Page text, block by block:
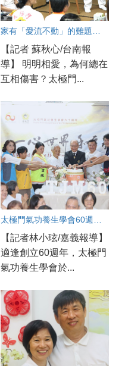
【記者 蘇秋心/台南報
導】 明明相愛，為何總在
互相傷害？太極門...
【記者林小玹/嘉義報導】
適逢創立60週年，太極門
氣功養生學會於...